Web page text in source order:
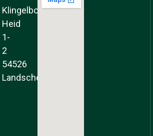
Klingelborner
Heid
1-
2
54526
Landscheid